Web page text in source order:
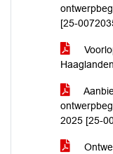
[25-
2025 [25-